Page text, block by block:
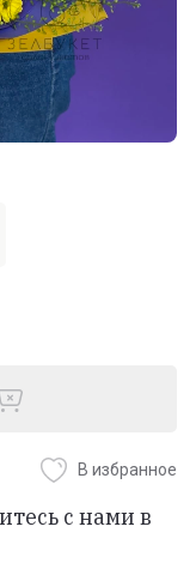
В избранное
с нами в